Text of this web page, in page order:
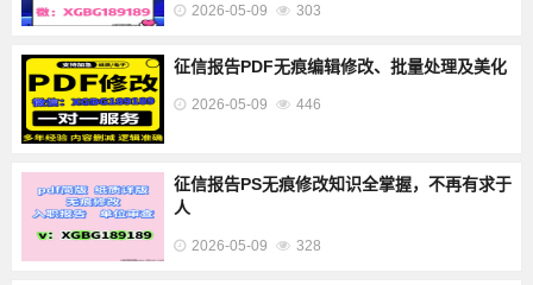
2026-05-09 303
征信报告PDF无痕编辑修改、批量处理及美化
2026-05-09 446
征信报告PS无痕修改知识全掌握，不再有求于
人
2026-05-09 328